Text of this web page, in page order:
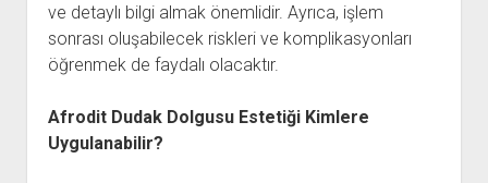
ve detaylı bilgi almak önemlidir. Ayrıca, işlem
sonrası oluşabilecek riskleri ve komplikasyonları
öğrenmek de faydalı olacaktır.
Afrodit Dudak Dolgusu Estetiği Kimlere
Uygulanabilir?